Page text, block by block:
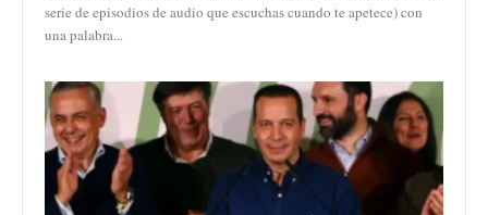
serie de episodios de audio que escuchas cuando te apetece) con
una palabra...